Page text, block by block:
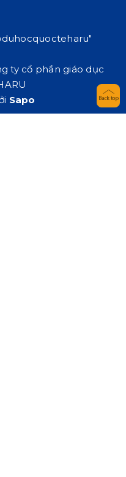
ty cổ phần giáo dục
Sapo